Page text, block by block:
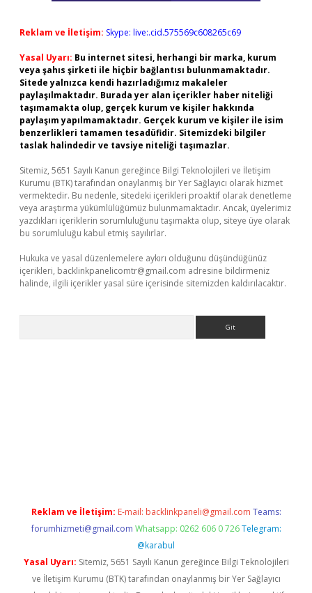
Reklam ve İletişim: Skype: live:.cid.575569c608265c69
Yasal Uyarı: Bu internet sitesi, herhangi bir marka, kurum
veya şahıs şirketi ile hiçbir bağlantısı bulunmamaktadır.
Sitede yalnızca kendi hazırladığımız makaleler
paylaşılmaktadır. Burada yer alan içerikler haber niteliği
taşımamakta olup, gerçek kurum ve kişiler hakkında
paylaşım yapılmamaktadır. Gerçek kurum ve kişiler ile isim
benzerlikleri tamamen tesadüfidir. Sitemizdeki bilgiler
taslak halindedir ve tavsiye niteliği taşımazlar.
Sitemiz, 5651 Sayılı Kanun gereğince Bilgi Teknolojileri ve İletişim
Kurumu (BTK) tarafından onaylanmış bir Yer Sağlayıcı olarak hizmet
vermektedir. Bu nedenle, sitedeki içerikleri proaktif olarak denetleme
veya araştırma yükümlülüğümüz bulunmamaktadır. Ancak, üyelerimiz
yazdıkları içeriklerin sorumluluğunu taşımakta olup, siteye üye olarak
bu sorumluluğu kabul etmiş sayılırlar.
Hukuka ve yasal düzenlemelere aykırı olduğunu düşündüğünüz
içerikleri, backlinkpanelicomtr@gmail.com adresine bildirmeniz
halinde, ilgili içerikler yasal süre içerisinde sitemizden kaldırılacaktır.
Reklam ve İletişim: E-mail: backlinkpaneli@gmail.com Teams:
forumhizmeti@gmail.com Whatsapp: 0262 606 0 726 Telegram:
@karabul
Yasal Uyarı: Sitemiz, 5651 Sayılı Kanun gereğince Bilgi Teknolojileri
ve İletişim Kurumu (BTK) tarafından onaylanmış bir Yer Sağlayıcı